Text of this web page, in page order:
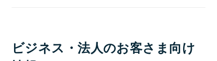
ビジネス・法人のお客さま向け